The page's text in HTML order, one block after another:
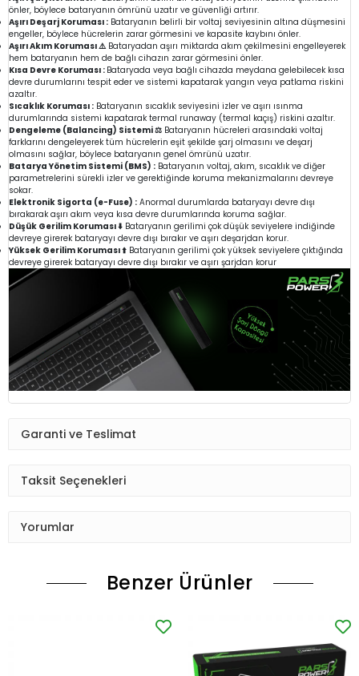
önler, böylece bataryanın ömrünü uzatır ve güvenliği artırır.
Aşırı Deşarj Koruması : Bataryanın belirli bir voltaj seviyesinin altına düşmesini
engeller, böylece hücrelerin zarar görmesini ve kapasite kaybını önler.
Aşırı Akım Koruması ⚠️Bataryadan aşırı miktarda akım çekilmesini engelleyerek
hem bataryanın hem de bağlı cihazın zarar görmesini önler.
Kısa Devre Koruması : Bataryada veya bağlı cihazda meydana gelebilecek kısa
devre durumlarını tespit eder ve sistemi kapatarak yangın veya patlama riskini
azaltır.
Sıcaklık Koruması : Bataryanın sıcaklık seviyesini izler ve aşırı ısınma
durumlarında sistemi kapatarak termal runaway (termal kaçış) riskini azaltır.
Dengeleme (Balancing) Sistemi ⚖️ Bataryanın hücreleri arasındaki voltaj
farklarını dengeleyerek tüm hücrelerin eşit şekilde şarj olmasını ve deşarj
olmasını sağlar, böylece bataryanın genel ömrünü uzatır.
Batarya Yönetim Sistemi (BMS) : Bataryanın voltaj, akım, sıcaklık ve diğer
parametrelerini sürekli izler ve gerektiğinde koruma mekanizmalarını devreye
sokar.
Elektronik Sigorta (e-Fuse) : Anormal durumlarda bataryayı devre dışı
bırakarak aşırı akım veya kısa devre durumlarında koruma sağlar.
Düşük Gerilim Koruması ⬇️ Bataryanın gerilimi çok düşük seviyelere indiğinde
devreye girerek bataryayı devre dışı bırakır ve aşırı deşarjdan korur.
Yüksek Gerilim Koruması ⬆️ Bataryanın gerilimi çok yüksek seviyelere çıktığında
devreye girerek bataryayı devre dışı bırakır ve aşırı şarjdan korur
Garanti ve Teslimat
Taksit Seçenekleri
Yorumlar
Benzer Ürünler